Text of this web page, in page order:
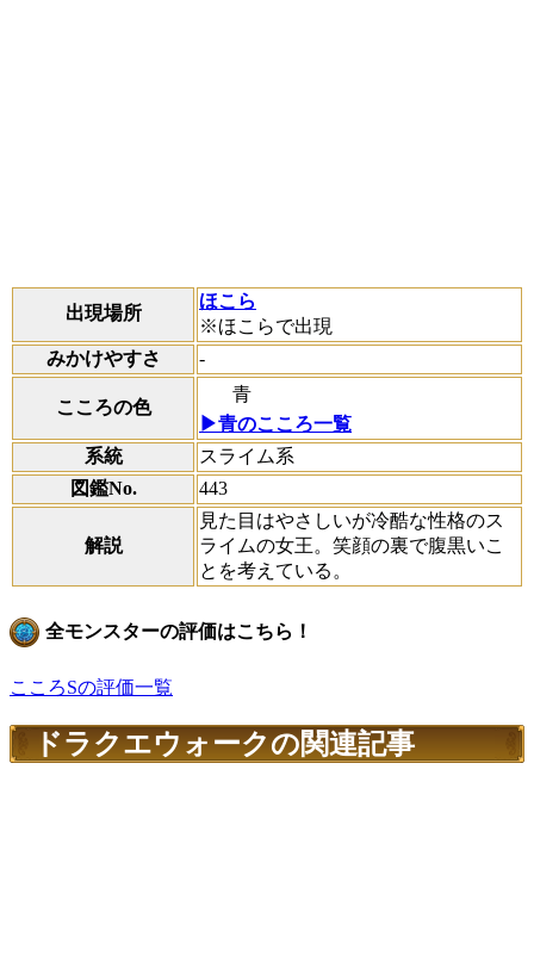
出現場所
ほこら
※ほこらで出現
みかけやすさ
-
こころの色
青
▶青のこころ一覧
系統
スライム系
図鑑No.
443
解説
見た目はやさしいが冷酷な性格のス
ライムの女王。笑顔の裏で腹黒いこ
とを考えている。
全モンスターの評価はこちら！
こころSの評価一覧
ドラクエウォークの関連記事